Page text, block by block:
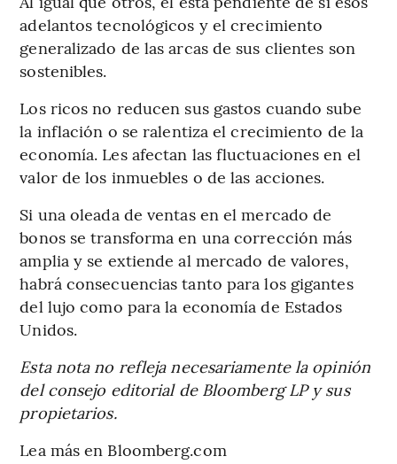
adelantos tecnológicos y el crecimiento
generalizado de las arcas de sus clientes son
sostenibles.
Los ricos no reducen sus gastos cuando sube
la inflación o se ralentiza el crecimiento de la
economía. Les afectan las fluctuaciones en el
valor de los inmuebles o de las acciones.
Si una oleada de ventas en el mercado de
bonos se transforma en una corrección más
amplia y se extiende al mercado de valores,
habrá consecuencias tanto para los gigantes
del lujo como para la economía de Estados
Unidos.
Esta nota no refleja necesariamente la opinión
del consejo editorial de Bloomberg LP y sus
propietarios.
Lea más en Bloomberg.com